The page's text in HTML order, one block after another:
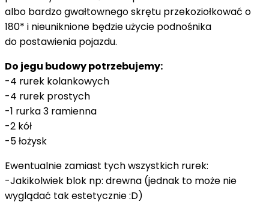
albo bardzo gwałtownego skrętu przekoziołkować o
180* i nieuniknione będzie użycie podnośnika
do postawienia pojazdu.
Do jegu budowy potrzebujemy:
-4 rurek kolankowych
-4 rurek prostych
-1 rurka 3 ramienna
-2 kół
-5 łożysk
Ewentualnie zamiast tych wszystkich rurek:
-Jakikolwiek blok np: drewna (jednak to może nie
wyglądać tak estetycznie :D)